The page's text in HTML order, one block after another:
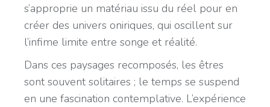
s’approprie un matériau issu du réel pour en
créer des univers oniriques, qui oscillent sur
l’infime limite entre songe et réalité.
Dans ces paysages recomposés, les êtres
sont souvent solitaires ; le temps se suspend
en une fascination contemplative. L’expérience